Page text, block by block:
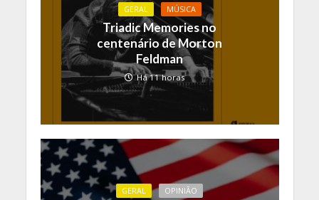
GERAL MÚSICA
Triadic Memories no
centenário de Morton
Feldman
Há 11 horas
GERAL OPINIÃO